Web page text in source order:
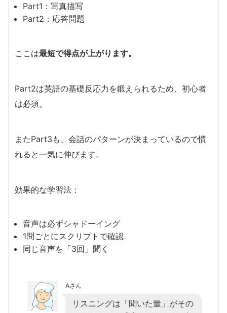
Part1：写真描写
Part2：応答問題
ここは最短で得点が上がります。
Part2は英語の基礎反応力を鍛えられるため、初心者
は必須。
またPart3も、会話のパターンが決まっているので慣
れると一気に伸びます。
効果的な学習法：
音声は必ずシャドーイング
1問ごとにスクリプトで確認
同じ音声を「3回」聞く
Aさん
リスニングは「聞いた量」がその